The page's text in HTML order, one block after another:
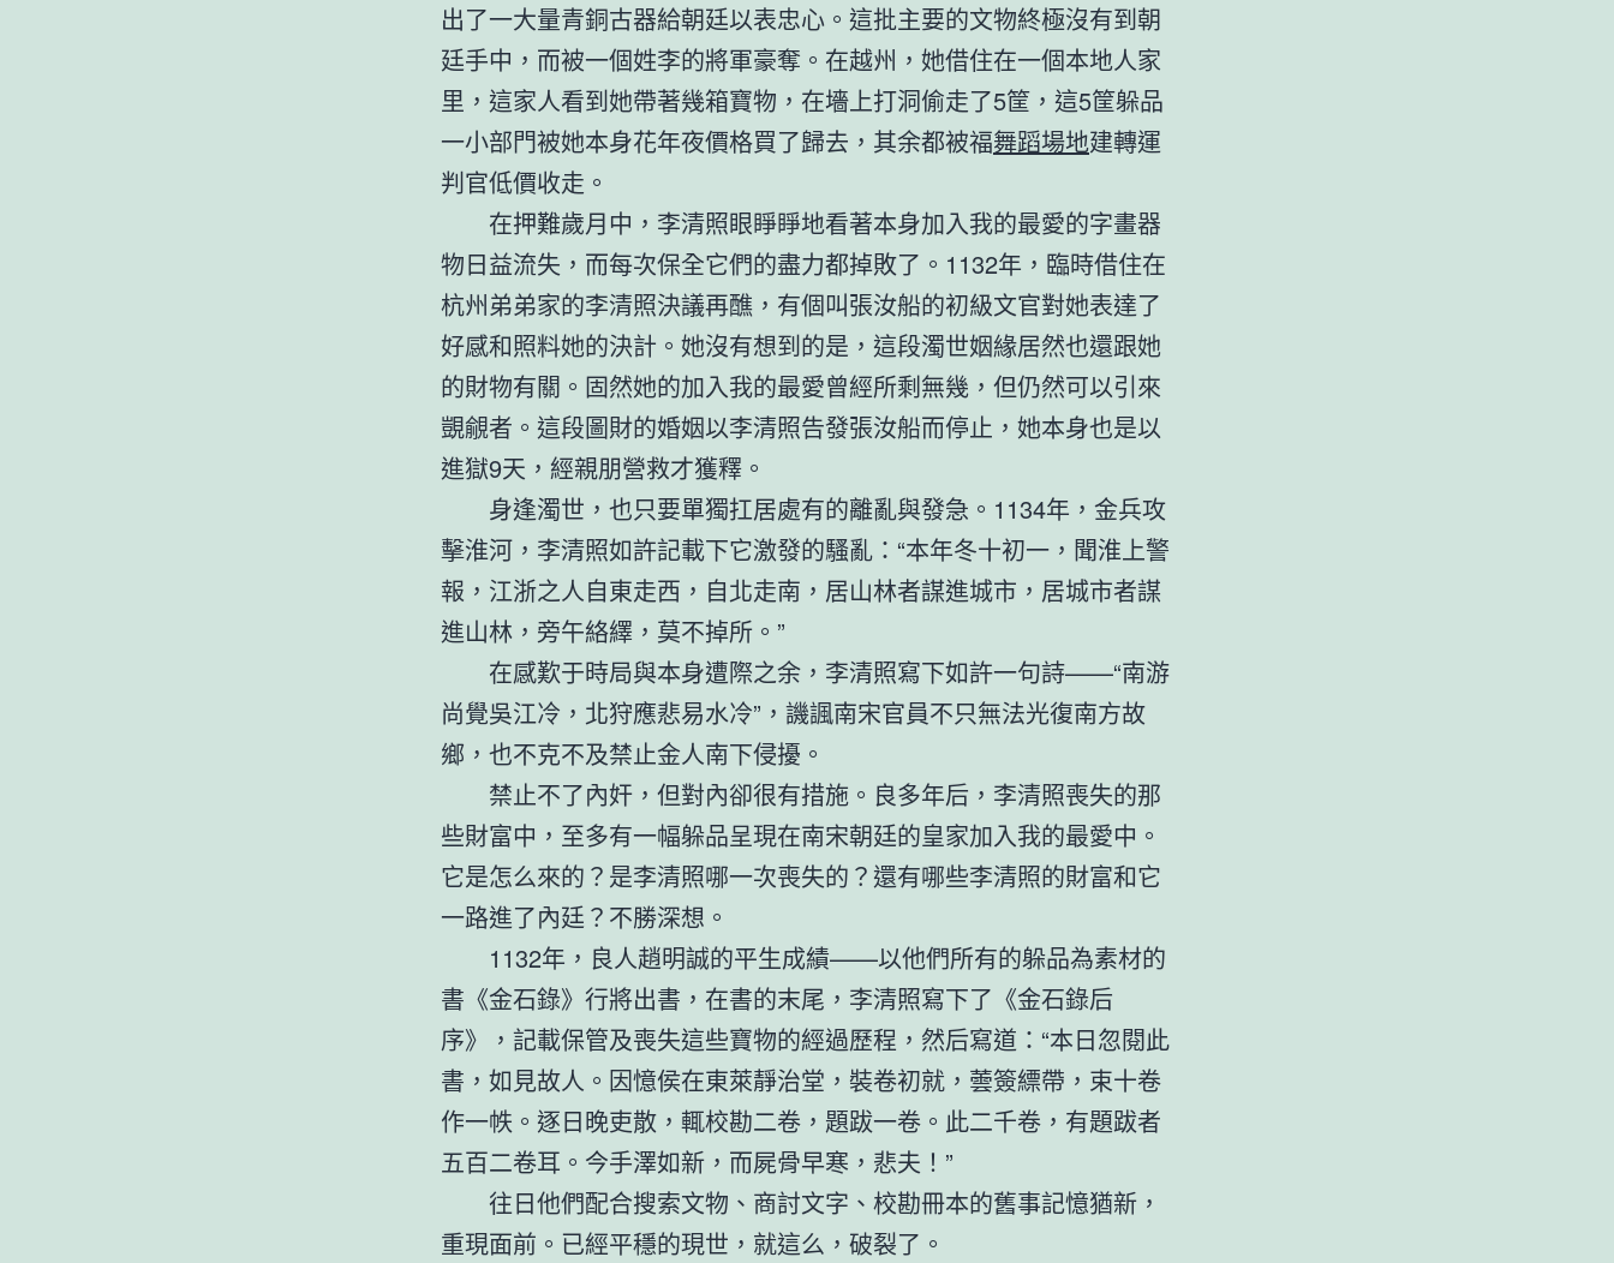
出了一大量青銅古器給朝廷以表忠心。這批主要的文物終極沒有到朝
廷手中，而被一個姓李的將軍豪奪。在越州，她借住在一個本地人家
里，這家人看到她帶著幾箱寶物，在墻上打洞偷走了5筐，這5筐躲品
一小部門被她本身花年夜價格買了歸去，其余都被福舞蹈場地建轉運
判官低價收走。
在押難歲月中，李清照眼睜睜地看著本身加入我的最愛的字畫器
物日益流失，而每次保全它們的盡力都掉敗了。1132年，臨時借住在
杭州弟弟家的李清照決議再醮，有個叫張汝船的初級文官對她表達了
好感和照料她的決計。她沒有想到的是，這段濁世姻緣居然也還跟她
的財物有關。固然她的加入我的最愛曾經所剩無幾，但仍然可以引來
覬覦者。這段圖財的婚姻以李清照告發張汝船而停止，她本身也是以
進獄9天，經親朋營救才獲釋。
身逢濁世，也只要單獨扛居處有的離亂與發急。1134年，金兵攻
擊淮河，李清照如許記載下它激發的騷亂：“本年冬十初一，聞淮上警
報，江浙之人自東走西，自北走南，居山林者謀進城市，居城市者謀
進山林，旁午絡繹，莫不掉所。”
在感歎于時局與本身遭際之余，李清照寫下如許一句詩——“南游
尚覺吳江冷，北狩應悲易水冷”，譏諷南宋官員不只無法光復南方故
鄉，也不克不及禁止金人南下侵擾。
禁止不了內奸，但對內卻很有措施。良多年后，李清照喪失的那
些財富中，至多有一幅躲品呈現在南宋朝廷的皇家加入我的最愛中。
它是怎么來的？是李清照哪一次喪失的？還有哪些李清照的財富和它
一路進了內廷？不勝深想。
1132年，良人趙明誠的平生成績——以他們所有的躲品為素材的
書《金石錄》行將出書，在書的末尾，李清照寫下了《金石錄后
序》，記載保管及喪失這些寶物的經過歷程，然后寫道：“本日忽閱此
書，如見故人。因憶侯在東萊靜治堂，裝卷初就，蕓簽縹帶，束十卷
作一帙。逐日晚吏散，輒校勘二卷，題跋一卷。此二千卷，有題跋者
五百二卷耳。今手澤如新，而屍骨早寒，悲夫！”
往日他們配合搜索文物、商討文字、校勘冊本的舊事記憶猶新，
重現面前。已經平穩的現世，就這么，破裂了。